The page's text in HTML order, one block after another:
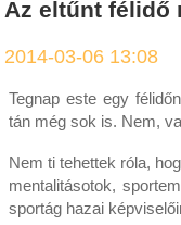
Az eltűnt félidő
2014-03-06 13:08
Tegnap este egy
tán még sok is. Nem,
Nem ti tehettek róla,
mentalitásotok,
sportág hazai